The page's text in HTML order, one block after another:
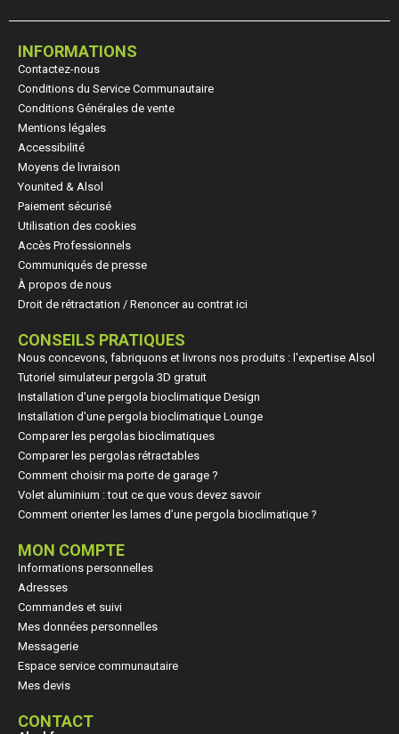
INFORMATIONS
Contactez-nous
Conditions du Service Communautaire
Conditions Générales de vente
Mentions légales
Accessibilité
Moyens de livraison
Younited & Alsol
Paiement sécurisé
Utilisation des cookies
Accès Professionnels
Communiqués de presse
À propos de nous
Droit de rétractation / Renoncer au contrat ici
CONSEILS PRATIQUES
Nous concevons, fabriquons et livrons nos produits : l'expertise Alsol
Tutoriel simulateur pergola 3D gratuit
Installation d'une pergola bioclimatique Design
Installation d'une pergola bioclimatique Lounge
Comparer les pergolas bioclimatiques
Comparer les pergolas rétractables
Comment choisir ma porte de garage ?
Volet aluminium : tout ce que vous devez savoir
Comment orienter les lames d’une pergola bioclimatique ?
MON COMPTE
Informations personnelles
Adresses
Commandes et suivi
Mes données personnelles
Messagerie
Espace service communautaire
Mes devis
CONTACT